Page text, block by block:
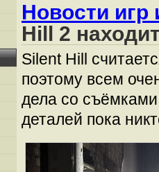
Новости игр
Hill 2
Silent Hill
поэтому всем
дела со съёмками
деталей пока